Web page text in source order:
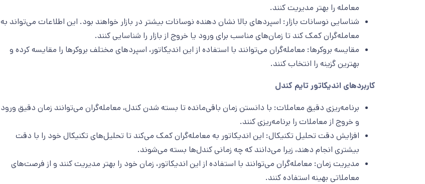
معامله را بهتر مدیریت کنند.
شناسایی نوسانات بازار: اسپردهای بالا نشان ‌دهنده نوسانات بیشتر در بازار خواهند بود. این اطلاعات می‌تواند به
معامله‌گران کمک کند تا زمان‌های مناسب برای ورود یا خروج از بازار را شناسایی کنند.
مقایسه بروکرها: معامله‌گران می‌توانند با استفاده از این اندیکاتور، اسپردهای مختلف بروکرها را مقایسه کرده و
بهترین گزینه را انتخاب کنند.
کاربردهای اندیکاتور تایم کندل
برنامه‌ریزی دقیق معاملات: با دانستن زمان باقی‌مانده تا بسته شدن کندل، معامله‌گران می‌توانند زمان دقیق ورود
و خروج از معاملات را برنامه‌ریزی کنند.
افزایش دقت تحلیل تکنیکال: این اندیکاتور به معامله‌گران کمک می‌کند تا تحلیل‌های تکنیکال خود را با دقت
بیشتری انجام دهند، زیرا می‌دانند که چه زمانی کندل‌ها بسته می‌شوند.
مدیریت زمان: معامله‌گران می‌توانند با استفاده از این اندیکاتور، زمان خود را بهتر مدیریت کنند و از فرصت‌های
معاملاتی بهینه استفاده کنند.